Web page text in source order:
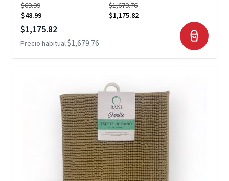
$69.99
$48.99
$1,679.76
$1,175.82
Precio especial
$1,175.82
Precio habitual$1,679.76